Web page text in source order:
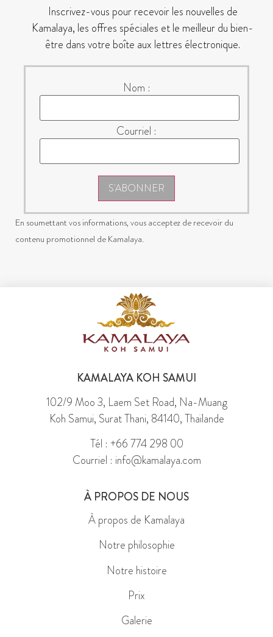
Inscrivez-vous pour recevoir les nouvelles de
Kamalaya, les offres spéciales et le meilleur du bien-
être dans votre boîte aux lettres électronique.
Nom :
Courriel :
S'ABONNER
En soumettant vos informations, vous acceptez de recevoir du
contenu promotionnel de Kamalaya.
KAMALAYA KOH SAMUI
102/9 Moo 3, Laem Set Road, Na-Muang
Koh Samui, Surat Thani, 84140, Thaïlande
Tél : +66 774 298 00
Courriel : info@kamalaya.com
À PROPOS DE NOUS
À propos de Kamalaya
Notre philosophie
Notre histoire
Prix
Galerie